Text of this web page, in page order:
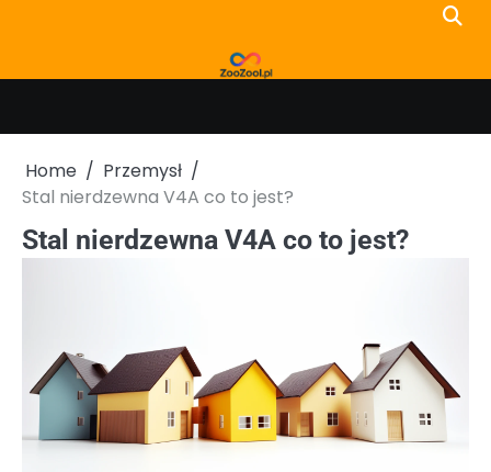
Home
Przemysł
Stal nierdzewna V4A co to jest?
Stal nierdzewna V4A co to jest?